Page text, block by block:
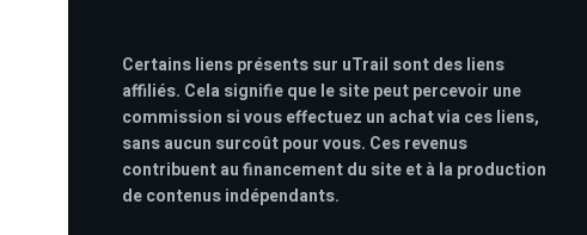
Certains liens présents sur uTrail sont des liens
affiliés. Cela signifie que le site peut percevoir une
commission si vous effectuez un achat via ces liens,
sans aucun surcoût pour vous. Ces revenus
contribuent au financement du site et à la production
de contenus indépendants.